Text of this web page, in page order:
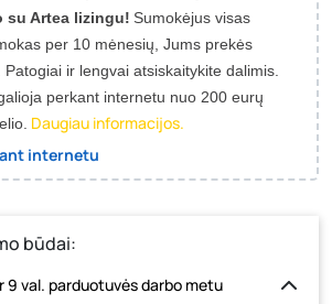
su Artea lizingu! Sumokėjus visas
per 10 mėnesių, Jums prekės
Patogiai ir lengvai atsiskaitykite dalimis.
perkant internetu nuo 200 eurų
Daugiau informacijos.
internetu
būdai:
9 val. parduotuvės darbo metu